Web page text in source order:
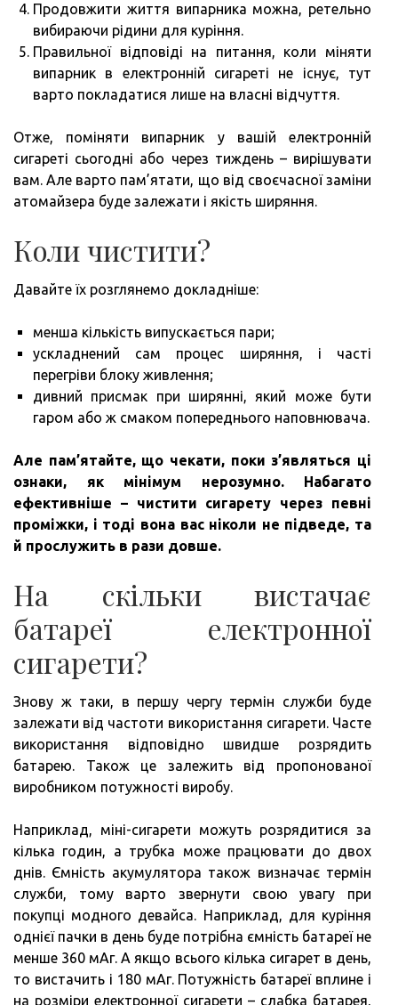
Продовжити життя випарника можна, ретельно
вибираючи рідини для куріння.
Правильної відповіді на питання, коли міняти
випарник в електронній сигареті не існує, тут
варто покладатися лише на власні відчуття.
Отже, поміняти випарник у вашій електронній
сигареті сьогодні або через тиждень – вирішувати
вам. Але варто пам’ятати, що від своєчасної заміни
атомайзера буде залежати і якість ширяння.
Коли чистити?
Давайте їх розглянемо докладніше:
менша кількість випускається пари;
ускладнений сам процес ширяння, і часті
перегріви блоку живлення;
дивний присмак при ширянні, який може бути
гаром або ж смаком попереднього наповнювача.
Але пам’ятайте, що чекати, поки з’являться ці
ознаки, як мінімум нерозумно.
Набагато
ефективніше – чистити сигарету через певні
проміжки, і тоді вона вас ніколи не підведе, та
й прослужить в рази довше.
На скільки вистачає
батареї електронної
сигарети?
Знову ж таки, в першу чергу термін служби буде
залежати від частоти використання сигарети. Часте
використання відповідно швидше розрядить
батарею. Також це залежить від пропонованої
виробником потужності виробу.
Наприклад, міні-сигарети можуть розрядитися за
кілька годин, а трубка може працювати до двох
днів. Ємність акумулятора також визначає термін
служби, тому варто звернути свою увагу при
покупці модного девайса. Наприклад, для куріння
однієї пачки в день буде потрібна ємність батареї не
менше 360 мАг. А якщо всього кілька сигарет в день,
то вистачить і 180 мАг. Потужність батареї вплине і
на розміри електронної сигарети – слабка батарея,